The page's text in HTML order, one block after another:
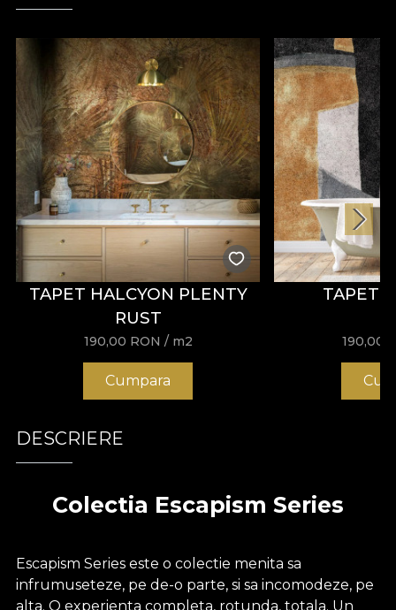
TAPET HALCYON PLENTY
RUST
190,00 RON / m2
Cumpara
TAPET
190,00
DESCRIERE
Colectia Escapism Series
Escapism Series este o colectie menita sa
infrumuseteze, pe de-o parte, si sa incomodeze, pe
alta. O experienta completa, rotunda, totala. Un